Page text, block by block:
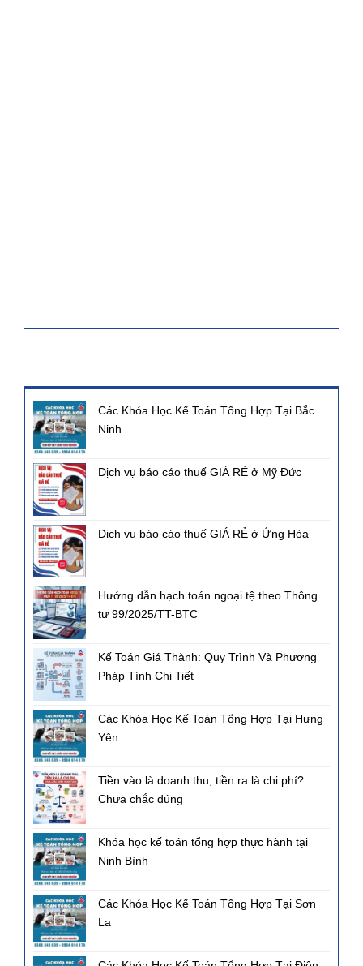
Các Khóa Học Kế Toán Tổng Hợp Tại Bắc
Ninh
Dịch vụ báo cáo thuế GIÁ RẺ ở Mỹ Đức
Dịch vụ báo cáo thuế GIÁ RẺ ở Ứng Hòa
Hướng dẫn hạch toán ngoại tệ theo Thông
tư 99/2025/TT-BTC
Kế Toán Giá Thành: Quy Trình Và Phương
Pháp Tính Chi Tiết
Các Khóa Học Kế Toán Tổng Hợp Tại Hưng
Yên
Tiền vào là doanh thu, tiền ra là chi phí?
Chưa chắc đúng
Khóa học kế toán tổng hợp thực hành tại
Ninh Bình
Các Khóa Học Kế Toán Tổng Hợp Tại Sơn
La